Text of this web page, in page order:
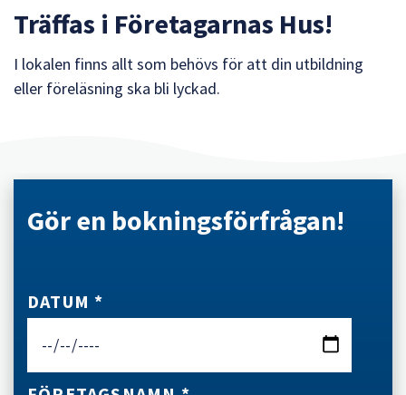
Träffas i Företagarnas Hus!
I lokalen finns allt som behövs för att din utbildning
eller föreläsning ska bli lyckad.
Gör en bokningsförfrågan!
DATUM *